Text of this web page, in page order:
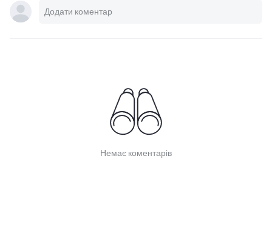
Немає коментарів